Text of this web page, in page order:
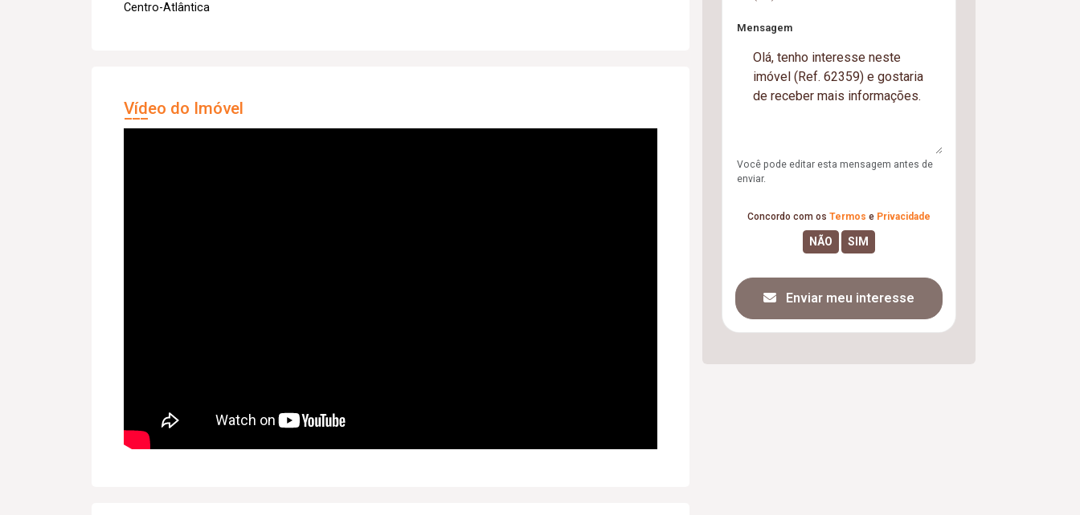
Centro-Atlântica
Vídeo do Imóvel
Mensagem
Você pode editar esta mensagem antes de
enviar.
Concordo com os Termos e Privacidade
Enviar meu interesse